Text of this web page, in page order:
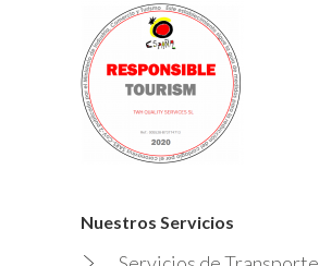
Nuestros Servicios